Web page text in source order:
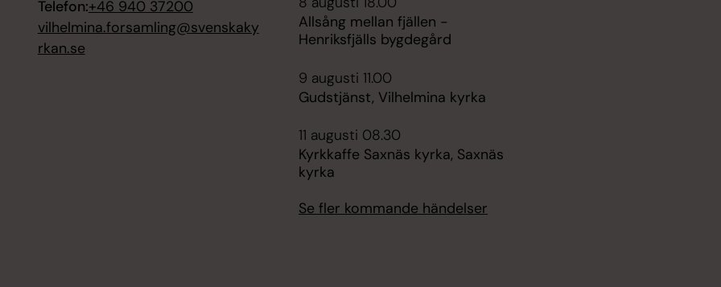
Telefon:+46 940 37200
vilhelmina.forsamling@svenskaky
rkan.se
Allsång mellan fjällen -
Henriksfjälls bygdegård
9 augusti 11.00
Gudstjänst, Vilhelmina kyrka
11 augusti 08.30
Kyrkkaffe Saxnäs kyrka, Saxnäs
kyrka
Se fler kommande händelser